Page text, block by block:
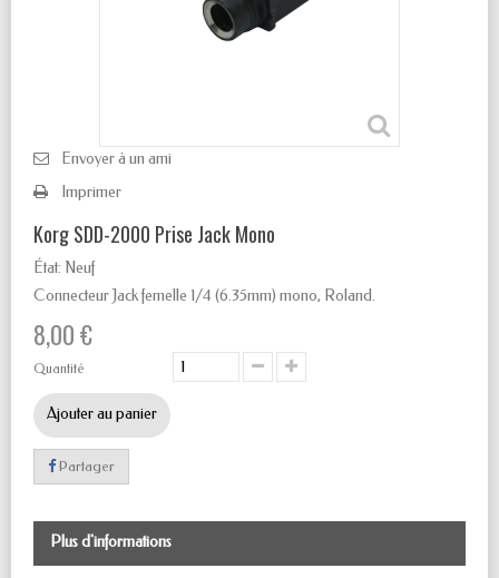
Envoyer à un ami
Imprimer
Korg SDD-2000 Prise Jack Mono
État: Neuf
Connecteur Jack femelle 1/4 (6.35mm) mono, Roland.
8,00 €
Quantité
Ajouter au panier
Partager
Plus d'informations